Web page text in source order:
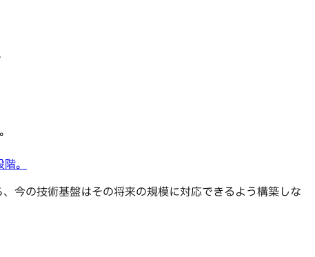
。
今の技術基盤はその将来の規模に対応できるよう構築しな